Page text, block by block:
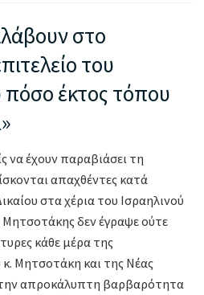
στο
του
έκτος τόπου
να έχουν παραβιάσει τη
απαχθέντες κατά
στα χέρια του Ισραηλινού
Μητσοτάκης δεν έγραψε ούτε
κάθε μέρα της
Μητσοτάκη και της Νέας
απροκάλυπτη βαρβαρότητα